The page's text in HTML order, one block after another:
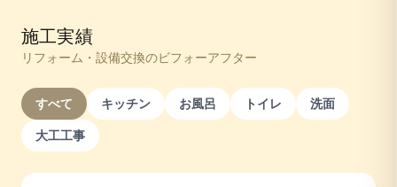
施工実績
リフォーム・設備交換のビフォーアフター
すべて キッチン お風呂 トイレ
洗面
大工工事